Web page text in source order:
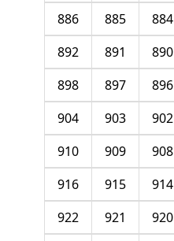
884
885
886
890
891
892
896
897
898
902
903
904
908
909
910
914
915
916
920
921
922